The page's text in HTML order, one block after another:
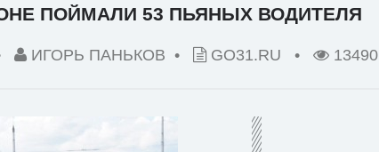
ПОЙМАЛИ 53 ПЬЯНЫХ ВОДИТЕЛЯ
ИГОРЬ ПАНЬКОВ • GO31.RU • 13490